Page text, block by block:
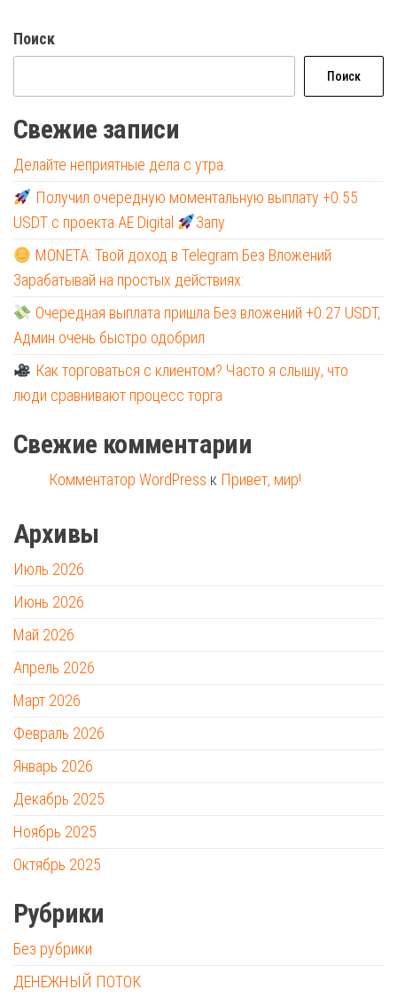
Поиск
Поиск
Свежие записи
Делайте неприятные дела с утра.
Получил очередную моментальную выплату +0.55
USDT с проекта AE Digital
Запу
MONETA: Твой доход в Telegram Без Вложений
Зарабатывай на простых действиях:
Очередная выплата пришла Без вложений +0.27 USDT,
Админ очень быстро одобрил
Как торговаться с клиентом? Часто я слышу, что
люди сравнивают процесс торга
Свежие комментарии
Комментатор WordPress к Привет, мир!
Архивы
Июль 2026
Июнь 2026
Май 2026
Апрель 2026
Март 2026
Февраль 2026
Январь 2026
Декабрь 2025
Ноябрь 2025
Октябрь 2025
Рубрики
Без рубрики
ДЕНЕЖНЫЙ ПОТОК